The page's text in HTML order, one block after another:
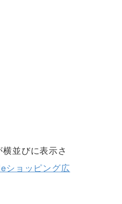
並びに表示さ
ショッピング広